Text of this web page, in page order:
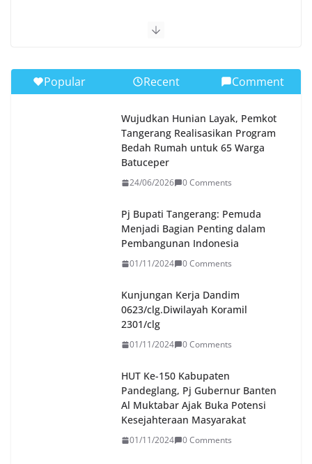
Popular Recent Comment
Wujudkan Hunian Layak, Pemkot
Tangerang Realisasikan Program
Bedah Rumah untuk 65 Warga
Batuceper
24/06/2026 0 Comments
Pj Bupati Tangerang: Pemuda
Menjadi Bagian Penting dalam
Pembangunan Indonesia
01/11/2024 0 Comments
Kunjungan Kerja Dandim
0623/clg.Diwilayah Koramil
2301/clg
01/11/2024 0 Comments
HUT Ke-150 Kabupaten
Pandeglang, Pj Gubernur Banten
Al Muktabar Ajak Buka Potensi
Kesejahteraan Masyarakat
01/11/2024 0 Comments